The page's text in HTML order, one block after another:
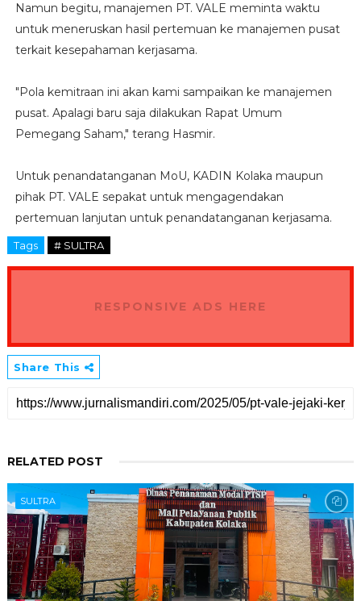
Namun begitu, manajemen PT. VALE meminta waktu
untuk meneruskan hasil pertemuan ke manajemen pusat
terkait kesepahaman kerjasama.
"Pola kemitraan ini akan kami sampaikan ke manajemen
pusat. Apalagi baru saja dilakukan Rapat Umum
Pemegang Saham," terang Hasmir.
Untuk penandatanganan MoU, KADIN Kolaka maupun
pihak PT. VALE sepakat untuk mengagendakan
pertemuan lanjutan untuk penandatanganan kerjasama.
Tags # SULTRA
RESPONSIVE ADS HERE
Share This
RELATED POST
SULTRA